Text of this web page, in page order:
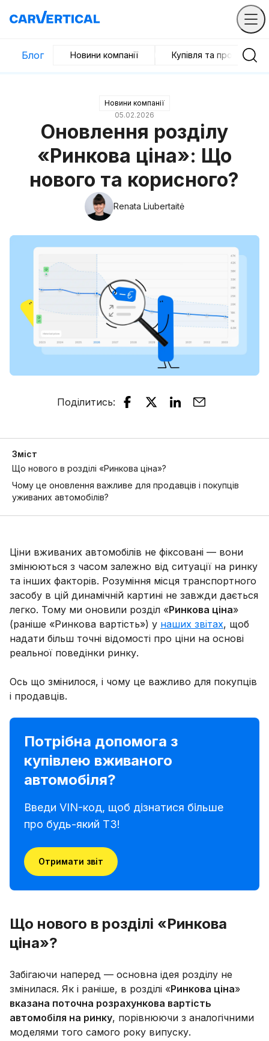
Блог Новини компанії Купівля та продаж
Новини компанії
05.02.2026
Оновлення розділу
«Ринкова ціна»: Що
нового та корисного?
Renata Liubertaitė
Поділитись:
Зміст
Що нового в розділі «Ринкова ціна»?
Чому це оновлення важливе для продавців і покупців
уживаних автомобілів?
Ціни вживаних автомобілів не фіксовані — вони
змінюються з часом залежно від ситуації на ринку
та інших факторів. Розуміння місця транспортного
засобу в цій динамічній картині не завжди дається
легко. Тому ми оновили розділ «Ринкова ціна»
(раніше «Ринкова вартість») у наших звітах, щоб
надати більш точні відомості про ціни на основі
реальної поведінки ринку.
Ось що змінилося, і чому це важливо для покупців
і продавців.
Потрібна допомога з
купівлею вживаного
автомобіля?
Введи VIN-код, щоб дізнатися більше
про будь-який ТЗ!
Отримати звіт
Що нового в розділі «Ринкова
ціна»?
Забігаючи наперед — основна ідея розділу не
змінилася. Як і раніше, в розділі «Ринкова ціна»
вказана поточна розрахункова вартість
автомобіля на ринку, порівнюючи з аналогічними
моделями того самого року випуску.